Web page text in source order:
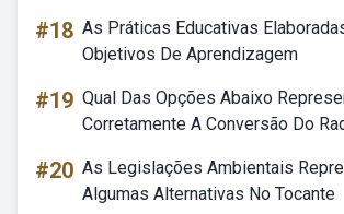
#18 As Práticas Educativas
Objetivos De Aprendizagem
#19 Qual Das Opções Abaixo
Corretamente A Conversão Do
#20 As Legislações Ambientais
Algumas Alternativas No Tocante